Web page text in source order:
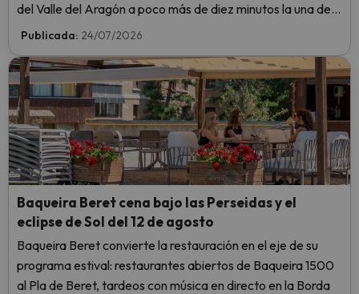
del Valle del Aragón a poco más de diez minutos la una de
la otra.
Publicada: 24/07/2026
Baqueira Beret cena bajo las Perseidas y el
eclipse de Sol del 12 de agosto
Baqueira Beret convierte la restauración en el eje de su
programa estival: restaurantes abiertos de Baqueira 1500
al Pla de Beret, tardeos con música en directo en la Borda